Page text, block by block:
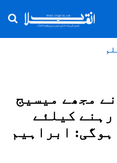
مجھے میسیج
رہنے کیلئے
ابراہیم